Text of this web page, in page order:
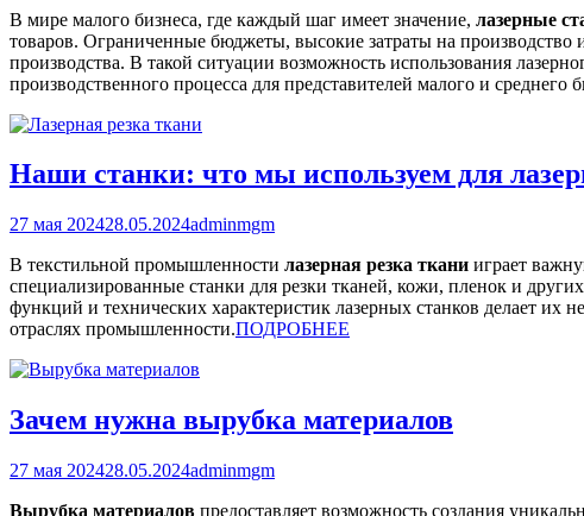
В мире малого бизнеса, где каждый шаг имеет значение, лазерные
товаров. Ограниченные бюджеты, высокие затраты на
производства. В такой ситуации возможность использования
производственного процесса для представителей малого и среднего
Наши станки: что мы используем для
27 мая 202428.05.2024adminmgm
В текстильной промышленности лазерная резка ткани играет
специализированные станки для резки тканей, кожи, пленок и
функций и технических характеристик лазерных станков делает
отраслях промышленности.ПОДРОБНЕЕ
Зачем нужна вырубка материалов
27 мая 202428.05.2024adminmgm
Вырубка материалов предоставляет возможность создания